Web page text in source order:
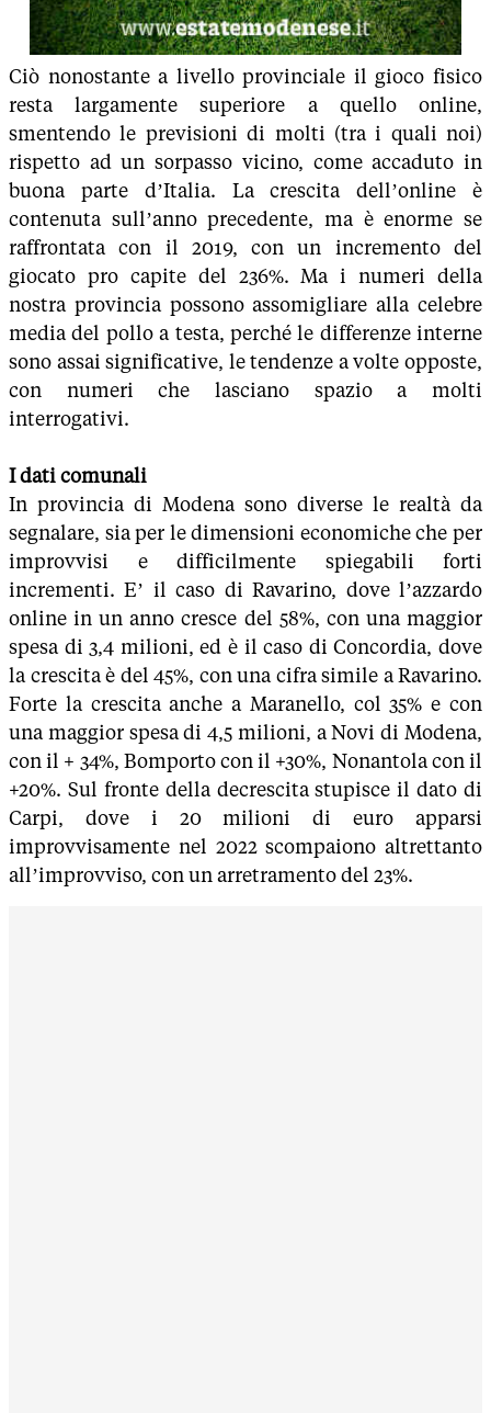
Ciò nonostante a livello provinciale il gioco fisico
resta largamente superiore a quello online,
smentendo le previsioni di molti (tra i quali noi)
rispetto ad un sorpasso vicino, come accaduto in
buona parte d’Italia. La crescita dell’online è
contenuta sull’anno precedente, ma è enorme se
raffrontata con il 2019, con un incremento del
giocato pro capite del 236%. Ma i numeri della
nostra provincia possono assomigliare alla celebre
media del pollo a testa, perché le differenze interne
sono assai significative, le tendenze a volte opposte,
con numeri che lasciano spazio a molti
interrogativi.
I dati comunali
In provincia di Modena sono diverse le realtà da
segnalare, sia per le dimensioni economiche che per
improvvisi e difficilmente spiegabili forti
incrementi. E’ il caso di Ravarino, dove l’azzardo
online in un anno cresce del 58%, con una maggior
spesa di 3,4 milioni, ed è il caso di Concordia, dove
la crescita è del 45%, con una cifra simile a Ravarino.
Forte la crescita anche a Maranello, col 35% e con
una maggior spesa di 4,5 milioni, a Novi di Modena,
con il + 34%, Bomporto con il +30%, Nonantola con il
+20%. Sul fronte della decrescita stupisce il dato di
Carpi, dove i 20 milioni di euro apparsi
improvvisamente nel 2022 scompaiono altrettanto
all’improvviso, con un arretramento del 23%.